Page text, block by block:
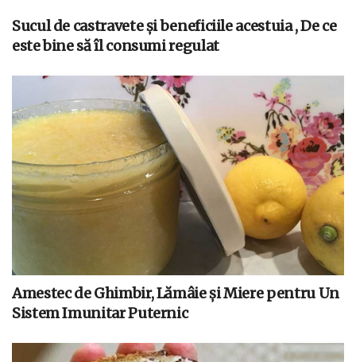
Sucul de castravete și beneficiile acestuia , De ce
este bine să îl consumi regulat
Amestec de Ghimbir, Lămâie și Miere pentru Un
Sistem Imunitar Puternic